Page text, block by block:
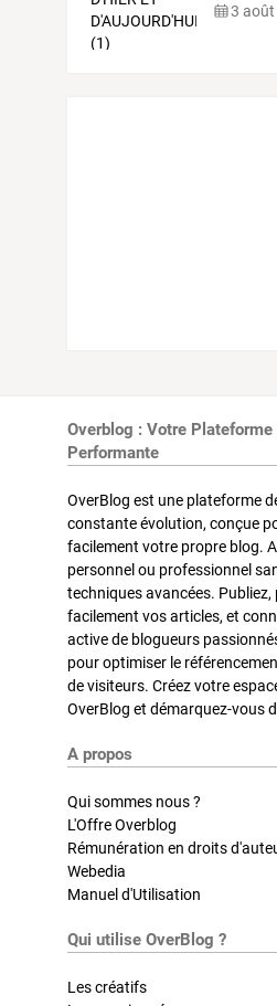
3
Overblog : Votre
Performante
OverBlog est une plateforme
constante évolution, conçue
facilement votre propre blog.
personnel ou professionnel
techniques avancées.
facilement vos articles, et
active de blogueurs
pour optimiser le
de visiteurs. Créez votre
OverBlog et démarquez-vous
A propos
Qui sommes nous ?
L'Offre Overblog
Rémunération en droits
Webedia
Manuel d'Utilisation
Qui utilise OverBlog ?
Les créatifs